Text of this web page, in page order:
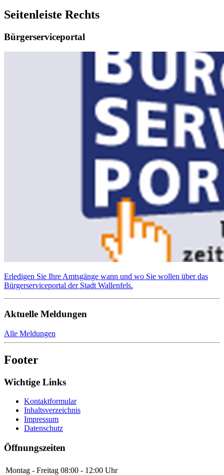
Seitenleiste Rechts
Bürgerserviceportal
Erledigen Sie Ihre Amtsgänge wann und wo Sie wollen über das
Bürgerserviceportal der Stadt Wallenfels.
Aktuelle Meldungen
Alle Meldungen
Footer
Wichtige Links
Kontaktformular
Inhaltsverzeichnis
Impressum
Datenschutz
Öffnungszeiten
Montag - Freitag 08:00 - 12:00 Uhr